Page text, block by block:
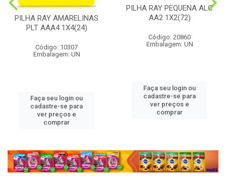
PILHA RAY AMARELINAS
PLT AAA4 1X4(24)
Código: 10307
Embalagem: UN
Faça seu login ou
cadastre-se para
ver preços e
comprar
PILHA RAY PEQUENA ALC
AA2 1X2(72)
Código: 20860
Embalagem: UN
Faça seu login ou
cadastre-se para
ver preços e
comprar